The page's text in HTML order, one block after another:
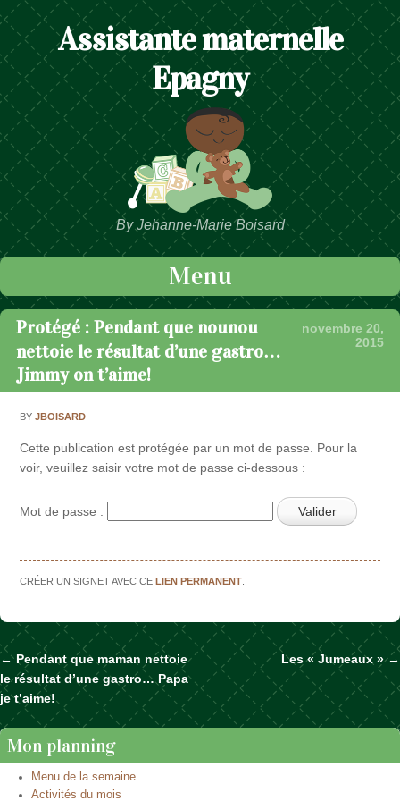
Assistante maternelle
Epagny
By Jehanne-Marie Boisard
Menu
Passer au contenu
Protégé : Pendant que nounou
nettoie le résultat d’une gastro…
Jimmy on t’aime!
novembre 20,
2015
BYJBOISARD
Cette publication est protégée par un mot de passe. Pour la
voir, veuillez saisir votre mot de passe ci-dessous :
Mot de passe :
CRÉER UN SIGNET AVEC CELIEN PERMANENT
Naviguer dans les articles
←Pendant que maman nettoie
le résultat d’une gastro… Papa
je t’aime!
Les « Jumeaux »→
Mon planning
Menu de la semaine
Activités du mois